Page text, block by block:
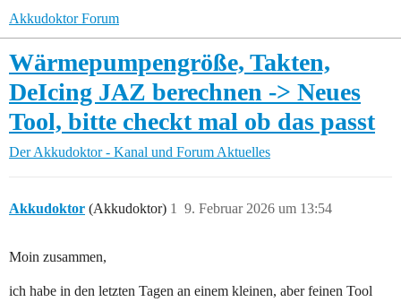
Akkudoktor Forum
Wärmepumpengröße, Takten,
DeIcing JAZ berechnen -> Neues
Tool, bitte checkt mal ob das passt
Der Akkudoktor - Kanal und Forum Aktuelles
Akkudoktor (Akkudoktor) 9. Februar 2026 um 13:54
1
Moin zusammen,
ich habe in den letzten Tagen an einem kleinen, aber feinen Tool